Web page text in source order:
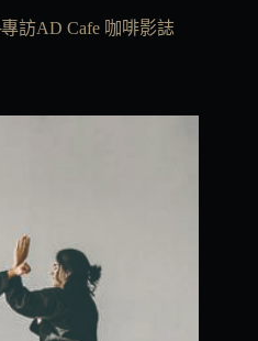
訪AD Cafe 咖啡影誌